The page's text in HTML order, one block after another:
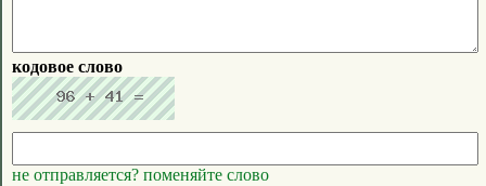
кодовое слово
не отправляется? поменяйте слово